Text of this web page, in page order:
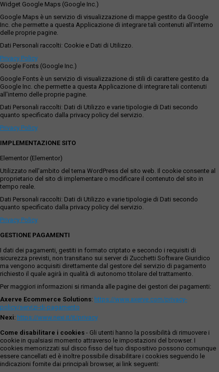
Widget Google Maps (Google Inc.)
Google Maps è un servizio di visualizzazione di mappe gestito da Google
Inc. che permette a questa Applicazione di integrare tali contenuti all'interno
delle proprie pagine.
Dati Personali raccolti: Cookie e Dati di Utilizzo.
Privacy Policy
Google Fonts (Google Inc.)
Google Fonts è un servizio di visualizzazione di stili di carattere gestito da
Google Inc. che permette a questa Applicazione di integrare tali contenuti
all'interno delle proprie pagine.
Dati Personali raccolti: Dati di Utilizzo e varie tipologie di Dati secondo
quanto specificato dalla privacy policy del servizio.
Privacy Policy
IMPLEMENTAZIONE SITO
Elementor (Elementor)
Utilizzato nell'ambito del tema WordPress del sito web. Il cookie consente al
proprietario del sito di implementare o modificare il contenuto del sito in
tempo reale.
Dati Personali raccolti: Dati di Utilizzo e varie tipologie di Dati secondo
quanto specificato dalla privacy policy del servizio.
Privacy Policy
GESTIONE PAGAMENTI
I dati dei pagamenti, gestiti in formato criptato e secondo i requisiti di
sicurezza previsti, non transitano sui server di Zucchetti Software Giuridico
ma vengono acquisiti direttamente dal gestore del servizio di pagamento
richiesto il quale agirà in qualità di autonomo titolare del trattamento.
Per maggiori informazioni si rimanda alle pagine dei gestori dei pagamenti:
Axerve Ecommerce Solutions: https://www.axerve.com/privacy-
policy/servizi-di-pagamento
Nexi: https://www.nexi.it/it/privacy
Come disabilitare i cookies - Gli utenti hanno la possibilità di rimuovere i
cookie in qualsiasi momento attraverso le impostazioni del browser. I
cookies memorizzati sul disco fisso del tuo dispositivo possono comunque
essere cancellati ed è inoltre possibile disabilitare i cookies seguendo le
indicazioni fornite dai principali browser, ai link seguenti: